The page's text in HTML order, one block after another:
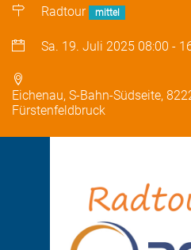
Radtour mittel
Sa. 19. Juli 2025 08:00 -
Eichenau, S-Bahn-Südseite,
Fürstenfeldbruck